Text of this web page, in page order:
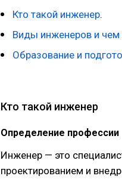
Кто такой инженер.
Виды инженеров и чем
Образование и
Кто такой инженер
Определение профессии
Инженер — это
проектированием и